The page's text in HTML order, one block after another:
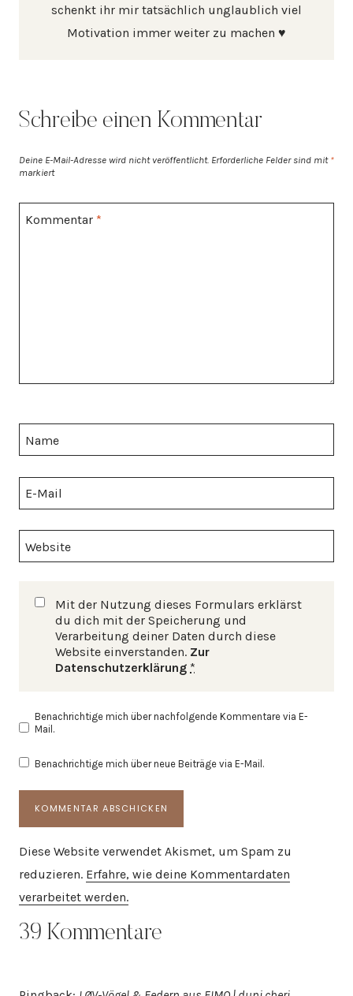
schenkt ihr mir tatsächlich unglaublich viel
Motivation immer weiter zu machen ♥
Schreibe einen Kommentar
Deine E-Mail-Adresse wird nicht veröffentlicht. Erforderliche Felder sind mit *
markiert
Kommentar *
Name
E-Mail
Website
Mit der Nutzung dieses Formulars erklärst
du dich mit der Speicherung und
Verarbeitung deiner Daten durch diese
Website einverstanden. Zur
Datenschutzerklärung *
Benachrichtige mich über nachfolgende Kommentare via E-
Mail.
Benachrichtige mich über neue Beiträge via E-Mail.
Diese Website verwendet Akismet, um Spam zu
reduzieren. Erfahre, wie deine Kommentardaten
verarbeitet werden.
39 Kommentare